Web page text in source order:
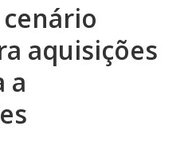
aquisições
a